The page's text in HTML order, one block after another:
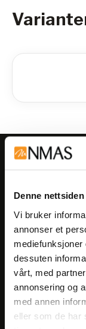
Denne
Vi bruker
annonser et
dessuten
vårt, med
annonsering og
med annen
eller som de har
Meld deg
Meld